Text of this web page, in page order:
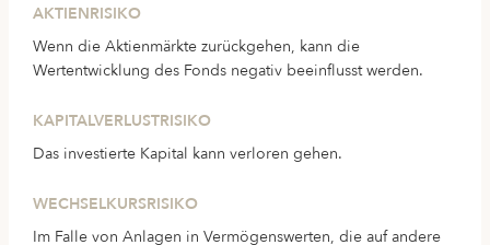
AKTIENRISIKO
Wenn die Aktienmärkte zurückgehen, kann die
Wertentwicklung des Fonds negativ beeinflusst werden.
KAPITALVERLUSTRISIKO
Das investierte Kapital kann verloren gehen.
WECHSELKURSRISIKO
Im Falle von Anlagen in Vermögenswerten, die auf andere